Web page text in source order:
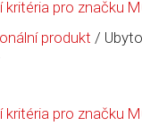
kritéria pro značku
produkt /
kritéria pro značku